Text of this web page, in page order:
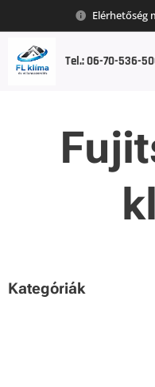
Elérhetőség
Tel.: 06-70-536-
Kategóriák